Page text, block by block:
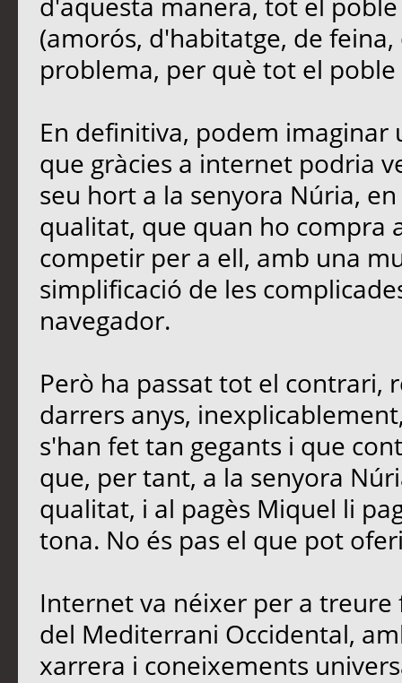
(amorós, d'habitatge, de
problema, per què tot el
En definitiva, podem imaginar
que gràcies a internet podria
seu hort a la senyora Núria,
qualitat, que quan ho compra
competir per a ell, amb una
simplificació de les
navegador.
Però ha passat tot el contrari,
darrers anys,
s'han fet tan gegants i que
que, per tant, a la senyora
qualitat, i al pagès Miquel li
tona. No és pas el que pot
Internet va néixer per a
del Mediterrani Occidental,
xarrera i coneixements